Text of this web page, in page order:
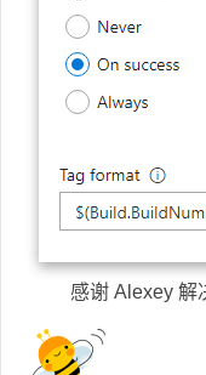
感谢 Alexey 解